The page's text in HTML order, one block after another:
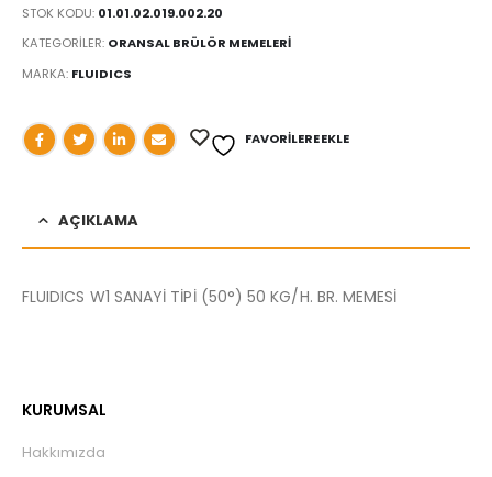
STOK KODU: 01.01.02.019.002.20
KATEGORILER: ORANSAL BRÜLÖR MEMELERİ
MARKA: FLUIDICS
FAVORILERE EKLE
AÇIKLAMA
FLUIDICS W1 SANAYİ TİPİ (50°) 50 KG/H. BR. MEMESİ
KURUMSAL
Hakkımızda